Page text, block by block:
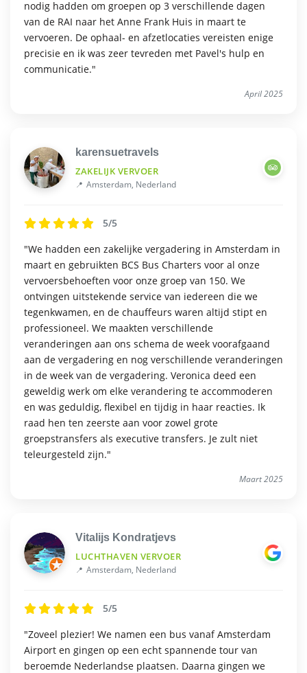
nodig hadden om groepen op 3 verschillende dagen
van de RAI naar het Anne Frank Huis in maart te
vervoeren. De ophaal- en afzetlocaties vereisten enige
precisie en ik was zeer tevreden met Pavel's hulp en
communicatie."
April 2025
karensuetravels
ZAKELIJK VERVOER
Amsterdam, Nederland
5/5
"We hadden een zakelijke vergadering in Amsterdam in
maart en gebruikten BCS Bus Charters voor al onze
vervoersbehoeften voor onze groep van 150. We
ontvingen uitstekende service van iedereen die we
tegenkwamen, en de chauffeurs waren altijd stipt en
professioneel. We maakten verschillende
veranderingen aan ons schema de week voorafgaand
aan de vergadering en nog verschillende veranderingen
in de week van de vergadering. Veronica deed een
geweldig werk om elke verandering te accommoderen
en was geduldig, flexibel en tijdig in haar reacties. Ik
raad hen ten zeerste aan voor zowel grote
groepstransfers als executive transfers. Je zult niet
teleurgesteld zijn."
Maart 2025
Vitalijs Kondratjevs
LUCHTHAVEN VERVOER
Amsterdam, Nederland
5/5
"Zoveel plezier! We namen een bus vanaf Amsterdam
Airport en gingen op een echt spannende tour van
beroemde Nederlandse plaatsen. Daarna gingen we